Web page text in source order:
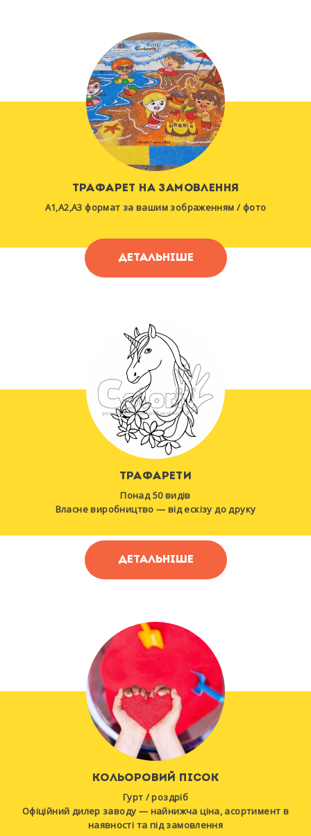
ТРАФАРЕТ НА ЗАМОВЛЕННЯ
A1,А2,А3 формат за вашим зображенням / фото
ДЕТАЛЬНІШЕ
ТРАФАРЕТИ
Понад 50 видів
Власне виробництво — від ескізу до друку
ДЕТАЛЬНІШЕ
КОЛЬОРОВИЙ ПІСОК
Гурт / роздріб
Офіційний дилер заводу — найнижча ціна, асортимент в
наявності та під замовлення